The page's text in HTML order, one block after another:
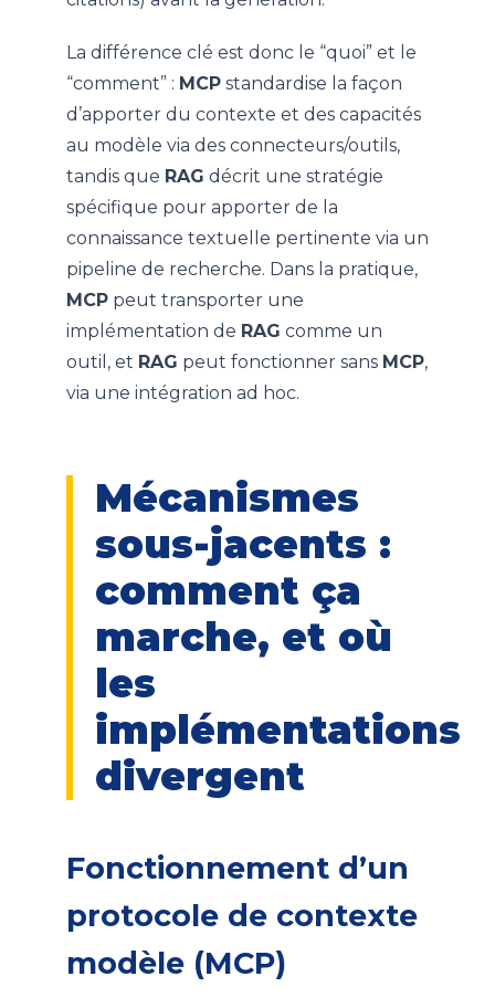
La différence clé est donc le “quoi” et le
“comment” : MCP standardise la façon
d’apporter du contexte et des capacités
au modèle via des connecteurs/outils,
tandis que RAG décrit une stratégie
spécifique pour apporter de la
connaissance textuelle pertinente via un
pipeline de recherche. Dans la pratique,
MCP peut transporter une
implémentation de RAG comme un
outil, et RAG peut fonctionner sans MCP,
via une intégration ad hoc.
Mécanismes
sous-jacents :
comment ça
marche, et où
les
implémentations
divergent
Fonctionnement d’un
protocole de contexte
modèle (MCP)